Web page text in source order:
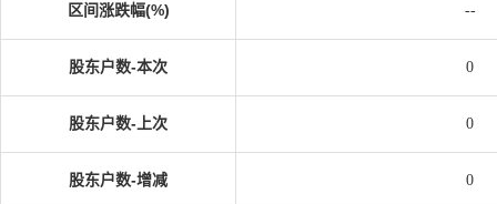
区间涨跌幅(%) --
股东户数-本次 0
股东户数-上次 0
股东户数-增减 0